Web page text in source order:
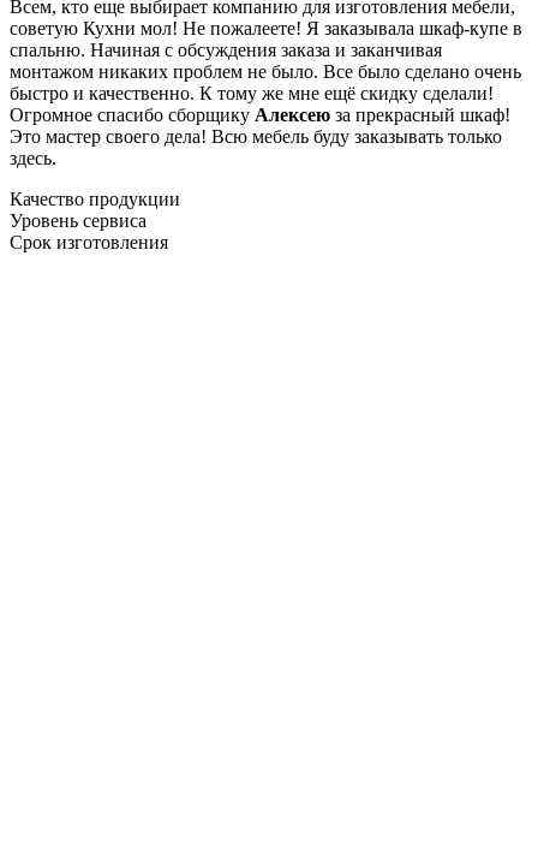
Всем, кто еще выбирает компанию для изготовления мебели,
советую Кухни мол! Не пожалеете! Я заказывала шкаф-купе в
спальню. Начиная с обсуждения заказа и заканчивая
монтажом никаких проблем не было. Все было сделано очень
быстро и качественно. К тому же мне ещё скидку сделали!
Огромное спасибо сборщику Алексею за прекрасный шкаф!
Это мастер своего дела! Всю мебель буду заказывать только
здесь.
Качество продукции
Уровень сервиса
Срок изготовления